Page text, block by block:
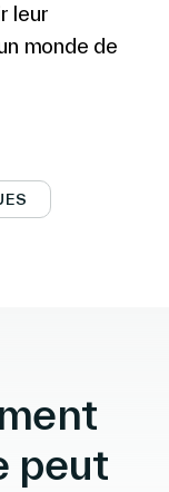
leur
monde de
peut